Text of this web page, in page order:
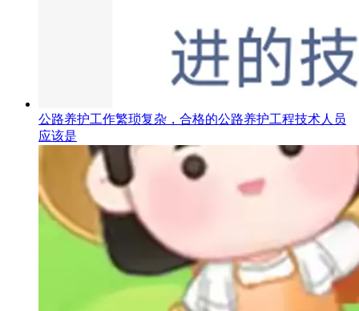
公路养护工作繁琐复杂，合格的公路养护工程技术人员
应该是